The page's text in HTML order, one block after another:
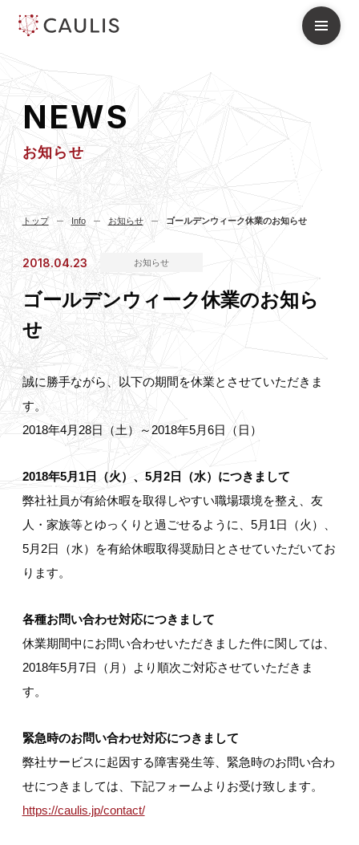
NEWS
お知らせ
トップ Info お知らせ ゴールデンウィーク休業のお知らせ
2018.04.23 お知らせ
ゴールデンウィーク休業のお知ら
せ
誠に勝手ながら、以下の期間を休業とさせていただきま
す。
2018年4月28日（土）～2018年5月6日（日）
2018年5月1日（火）、5月2日（水）につきまして
弊社社員が有給休暇を取得しやすい職場環境を整え、友
人・家族等とゆっくりと過ごせるように、5月1日（火）、
5月2日（水）を有給休暇取得奨励日とさせていただいてお
ります。
各種お問い合わせ対応につきまして
休業期間中にお問い合わせいただきました件に関しては、
2018年5月7日（月）より順次ご対応させていただきま
す。
緊急時のお問い合わせ対応につきまして
弊社サービスに起因する障害発生等、緊急時のお問い合わ
せにつきましては、下記フォームよりお受け致します。
https://caulis.jp/contact/